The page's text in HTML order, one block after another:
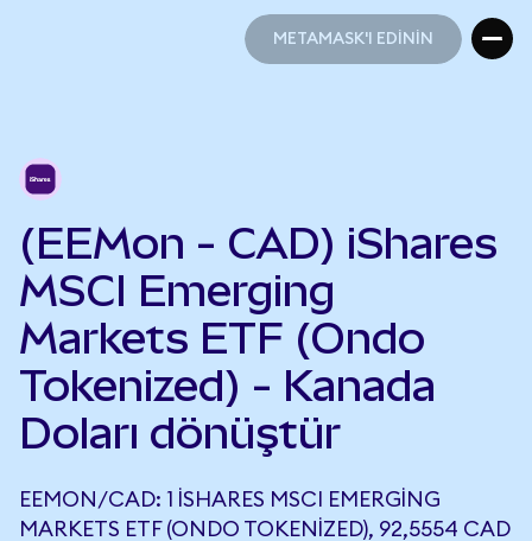
METAMASK'I EDİNİN
(EEMon - CAD) iShares
MSCI Emerging
Markets ETF (Ondo
Tokenized) - Kanada
Doları dönüştür
EEMON/CAD: 1 ISHARES MSCI EMERGING
MARKETS ETF (ONDO TOKENIZED), 92,5554 CAD